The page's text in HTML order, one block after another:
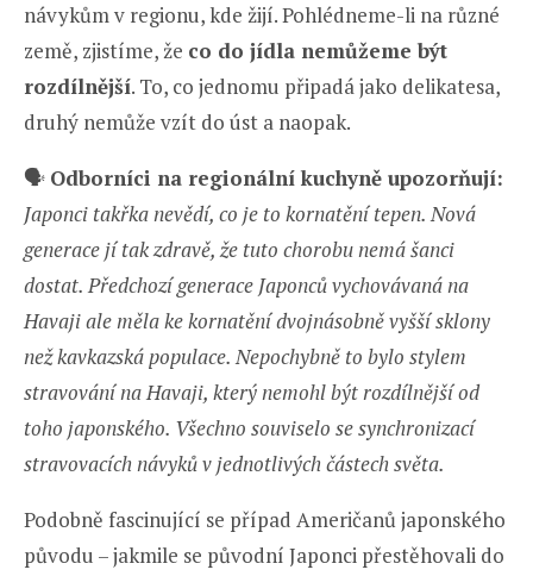
návykům v regionu, kde žijí. Pohlédneme-li na různé
země, zjistíme, že co do jídla nemůžeme být
rozdílnější. To, co jednomu připadá jako delikatesa,
druhý nemůže vzít do úst a naopak.
🗣️ Odborníci na regionální kuchyně upozorňují:
Japonci takřka nevědí, co je to kornatění tepen. Nová
generace jí tak zdravě, že tuto chorobu nemá šanci
dostat. Předchozí generace Japonců vychovávaná na
Havaji ale měla ke kornatění dvojnásobně vyšší sklony
než kavkazská populace. Nepochybně to bylo stylem
stravování na Havaji, který nemohl být rozdílnější od
toho japonského. Všechno souviselo se synchronizací
stravovacích návyků v jednotlivých částech světa.
Podobně fascinující se případ Američanů japonského
původu – jakmile se původní Japonci přestěhovali do